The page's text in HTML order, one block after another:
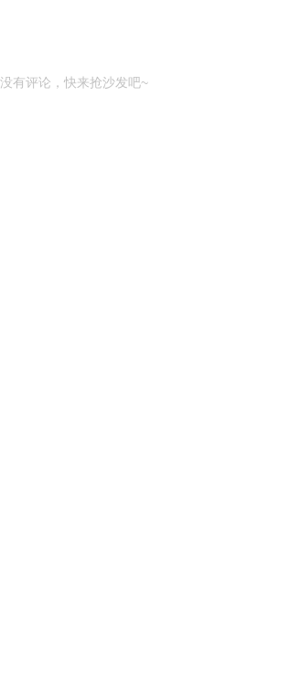
有评论，快来抢沙发吧~